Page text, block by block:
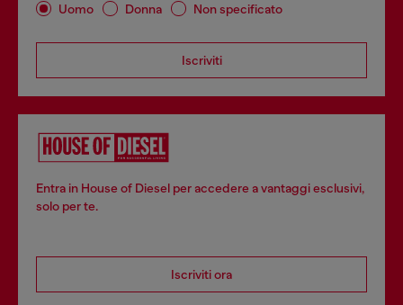
Uomo Donna Non specificato
Iscriviti
Entra in House of Diesel per accedere a vantaggi esclusivi,
solo per te.
Iscriviti ora